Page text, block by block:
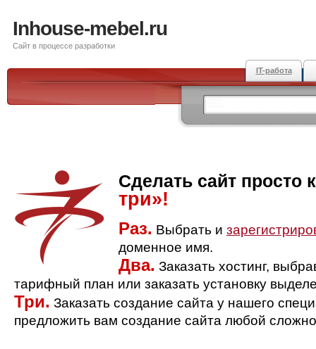
Inhouse-mebel.ru
Сайт в процессе разработки
IT-работа
Сделать сайт просто
три»!
Раз. Выбрать и
доменное имя.
Два. Заказать хостинг,
тарифный план или заказать установку
Три. Заказать создание сайта у нашего
предложить вам создание сайта любой